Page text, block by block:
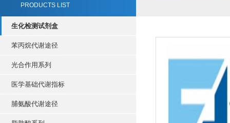
PRODUCTS LIST
生化检测试剂盒
苯丙烷代谢途径
光合作用系列
医学基础代谢指标
脯氨酸代谢途径